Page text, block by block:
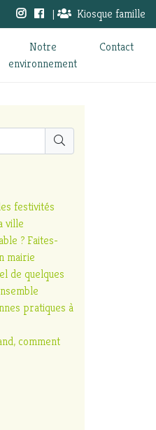
| Kiosque famille
Notre
environnement
Contact
festivités
ville
? Faites-
mairie
de quelques
pratiques à
comment